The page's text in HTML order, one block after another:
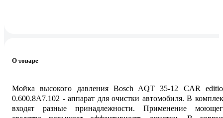
О товаре
Мойка высокого давления Bosch AQT 35-12 CAR
0.600.8A7.102 - аппарат для очистки автомобиля. В
входят разные принадлежности. Применение